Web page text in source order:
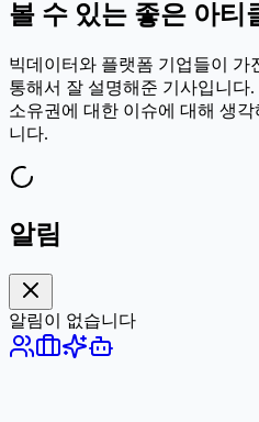
볼 수 있는 좋은 아티
빅데이터와 플랫폼 기업들이 가
통해서 잘 설명해준 기사입니다
소유권에 대한 이슈에 대해 생
니다.
알림
알림이 없습니다